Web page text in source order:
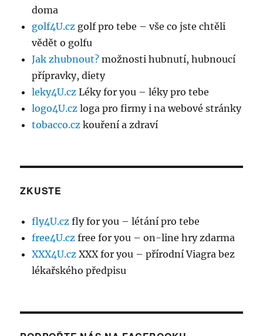
doma
golf4U.cz golf pro tebe – vše co jste chtěli
vědět o golfu
Jak zhubnout? možnosti hubnutí, hubnoucí
přípravky, diety
leky4U.cz Léky for you – léky pro tebe
logo4U.cz loga pro firmy i na webové stránky
tobacco.cz kouření a zdraví
ZKUSTE
fly4U.cz fly for you – létání pro tebe
free4U.cz free for you – on-line hry zdarma
XXX4U.cz XXX for you – přírodní Viagra bez
lékařského předpisu